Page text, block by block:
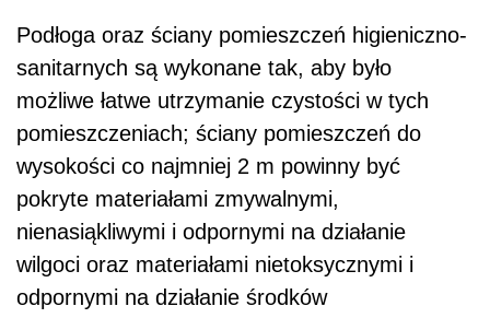
Podłoga oraz ściany pomieszczeń higieniczno-
sanitarnych są wykonane tak, aby było
możliwe łatwe utrzymanie czystości w tych
pomieszczeniach; ściany pomieszczeń do
wysokości co najmniej 2 m powinny być
pokryte materiałami zmywalnymi,
nienasiąkliwymi i odpornymi na działanie
wilgoci oraz materiałami nietoksycznymi i
odpornymi na działanie środków